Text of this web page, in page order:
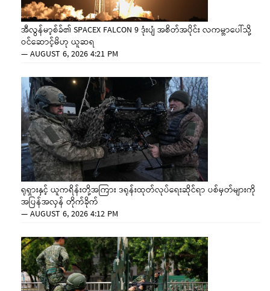
အီလွန်မာ့စ်ခ်၏ SPACEX FALCON 9 ဒုံးပျံ အစိတ်အပိုင်း လကမ္ဘာပေါ်သို့
ဝင်ဆောင့်မိဟု ယူဆရ
—AUGUST 6, 2026 4:21 PM
ရုရှားနှင့် ယူကရိန်းတို့အကြား ဒရုန်းထုတ်လုပ်ရေးဆိုင်ရာ ပစ်မှတ်များကို
အပြန်အလှန် တိုက်ခိုက်
—AUGUST 6, 2026 4:12 PM